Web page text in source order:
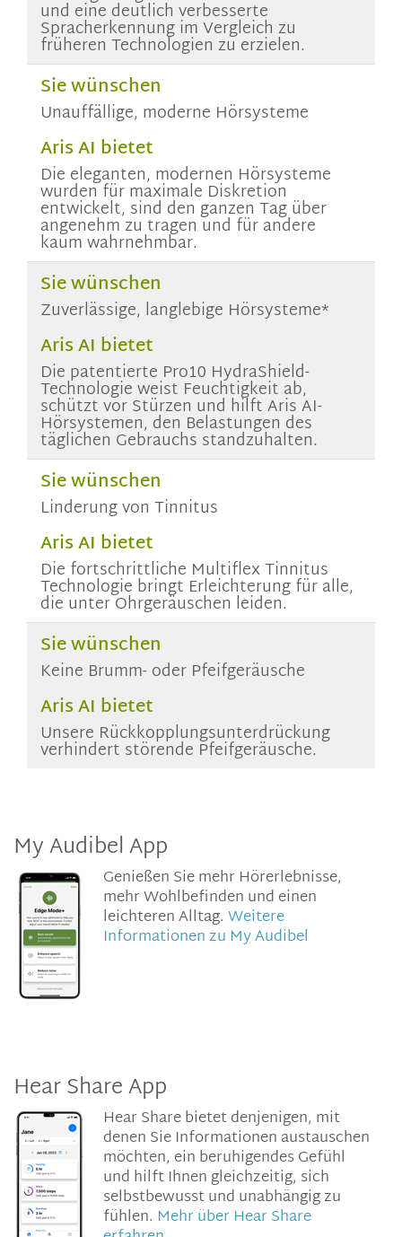
und eine deutlich verbesserte
Spracherkennung im Vergleich zu
früheren Technologien zu erzielen.
Sie wünschen
Unauffällige, moderne Hörsysteme
Aris AI bietet
Die eleganten, modernen Hörsysteme
wurden für maximale Diskretion
entwickelt, sind den ganzen Tag über
angenehm zu tragen und für andere
kaum wahrnehmbar.
Sie wünschen
Zuverlässige, langlebige Hörsysteme*
Aris AI bietet
Die patentierte Pro10 HydraShield-
Technologie weist Feuchtigkeit ab,
schützt vor Stürzen und hilft Aris AI-
Hörsystemen, den Belastungen des
täglichen Gebrauchs standzuhalten.
Sie wünschen
Linderung von Tinnitus
Aris AI bietet
Die fortschrittliche Multiflex Tinnitus
Technologie bringt Erleichterung für alle,
die unter Ohrgeräuschen leiden.
Sie wünschen
Keine Brumm- oder Pfeifgeräusche
Aris AI bietet
Unsere Rückkopplungsunterdrückung
verhindert störende Pfeifgeräusche.
My Audibel App
Genießen Sie mehr Hörerlebnisse,
mehr Wohlbefinden und einen
leichteren Alltag. Weitere
Informationen zu My Audibel
Hear Share App
Hear Share bietet denjenigen, mit
denen Sie Informationen austauschen
möchten, ein beruhigendes Gefühl
und hilft Ihnen gleichzeitig, sich
selbstbewusst und unabhängig zu
fühlen. Mehr über Hear Share